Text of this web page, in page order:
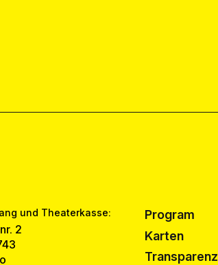
und Theaterkasse:
2
Program
Karten
Transparenz